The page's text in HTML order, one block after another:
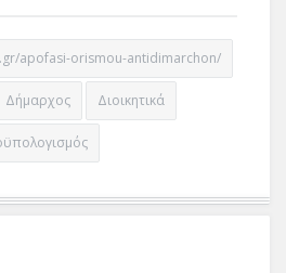
apofasi-orismou-antidimarchon/
Δήμαρχος Διοικητικά